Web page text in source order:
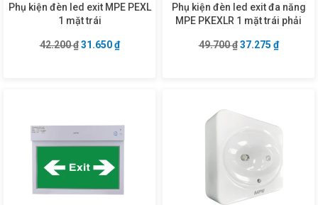
Phụ kiện đèn led exit MPE PEXL
1 mặt trái
42.200₫ Giá gốc là: 42.200 ₫.
31.650₫Giá hiện tại là: 31.650 ₫.
Phụ kiện đèn led exit đa năng
MPE PKEXLR 1 mặt trái phải
49.700₫ Giá gốc là:
37.275 ₫Giá hiện